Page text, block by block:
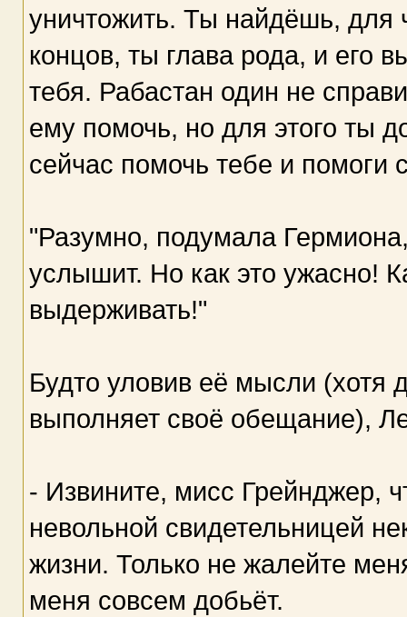
уничтожить. Ты найдёшь, для
концов, ты глава рода, и его
тебя. Рабастан один не
ему помочь, но для этого ты
сейчас помочь тебе и помоги
"Разумно, подумала
услышит. Но как это ужасно!
выдерживать!"
Будто уловив её мысли (хотя
выполняет своё обещание),
- Извините, мисс Грейнджер,
невольной свидетельницей
жизни. Только не жалейте
меня совсем добьёт.